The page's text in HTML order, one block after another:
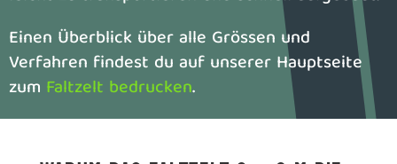
Einen Überblick über alle Grössen und
Verfahren findest du auf unserer Hauptseite
zum Faltzelt bedrucken.